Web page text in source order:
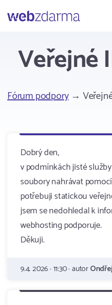
Webzdarma
Veřejné
Fórum podpory→ Veřejné
Dobrý den,
v podmínkách jisté
soubory nahrávat
potřebuji statickou
jsem se nedohledal k
webhosting podporuje.
Děkuji.
9.4. 2026 · 11:30 · autorOndřej